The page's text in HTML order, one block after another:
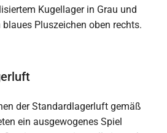
der Standardlagerluft gemäß
ein ausgewogenes Spiel